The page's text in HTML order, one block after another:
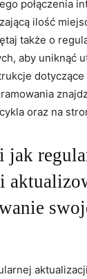
połączenia
ilość
także o
aby ⁣uniknąć⁤
oraz na
jak⁤